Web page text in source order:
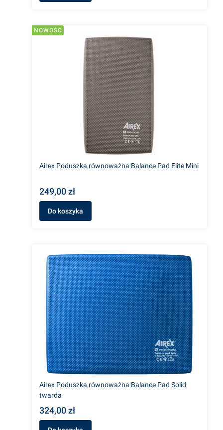
NOWOŚĆ
Airex Poduszka równoważna Balance Pad Elite Mini
249,00 zł
Do koszyka
Airex Poduszka równoważna Balance Pad Solid
twarda
324,00 zł